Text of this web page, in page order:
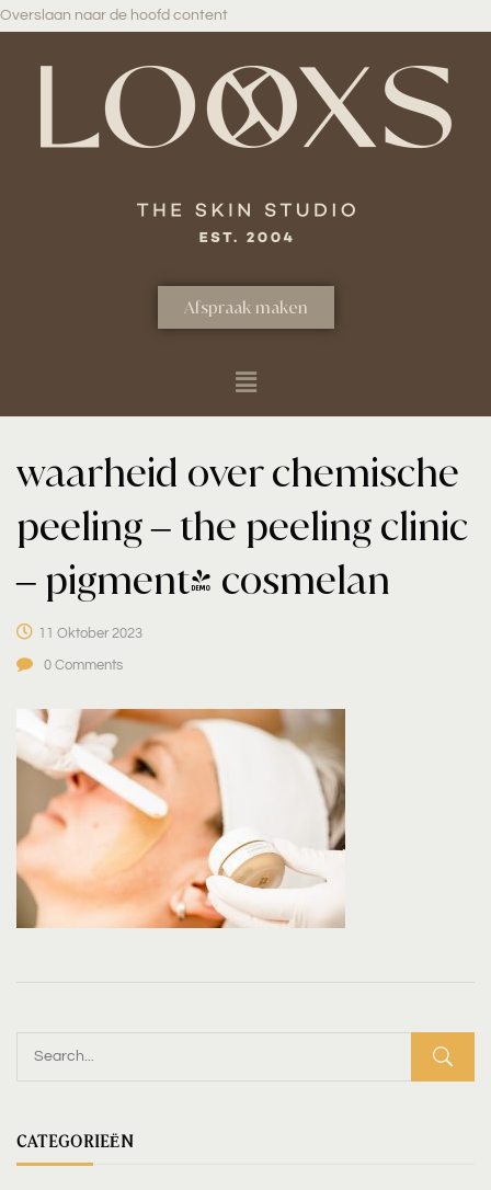
Overslaan naar de hoofd content
Afspraak maken
CATEGORIEËN
waarheid over chemische
peeling – the peeling clinic
– pigment- cosmelan
11 Oktober 2023
0 Comments